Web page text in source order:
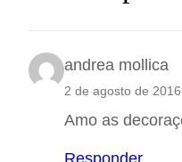
andrea mollica
2 de agosto de 2016
Amo as
Responder